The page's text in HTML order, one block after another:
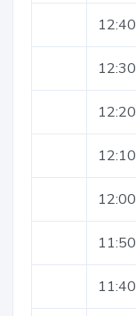
12:40
12:30
12:20
12:10
12:00
11:50
11:40